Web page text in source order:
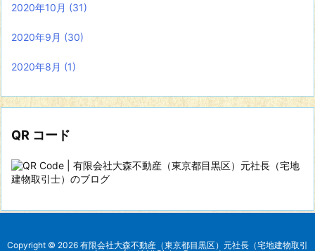
2020年10月 (31)
2020年9月 (30)
2020年8月 (1)
QR コード
Copyright © 2026 有限会社大森不動産（東京都目黒区）元社長（宅地建物取引